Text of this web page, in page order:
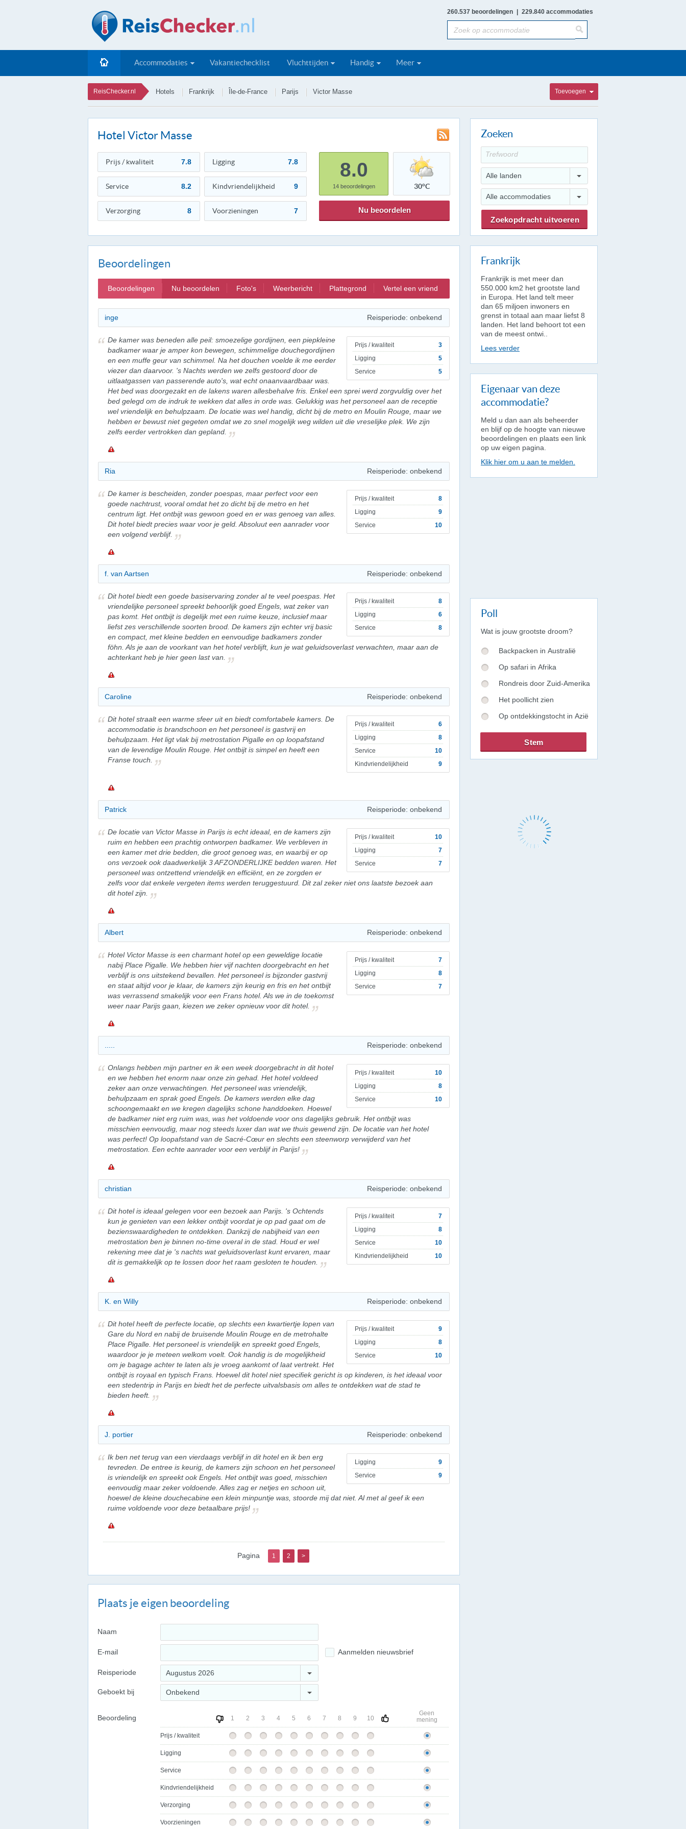
260.537 beoordelingen 229.840 accommodaties
Accommodaties Vakantiechecklist Vluchttijden Handig Meer
ReisChecker.nl Hotels Frankrijk Île-de-France Parijs Victor Masse Toevoegen
Hotel Victor Masse
Prijs / kwaliteit 7.8 Ligging 7.8
Service 8.2 Kindvriendelijkheid 9
Verzorging 8 Voorzieningen 7
8.0
14beoordelingen 30°C
Nu beoordelen
Beoordelingen
Beoordelingen Nu beoordelen Foto's Weerbericht Plattegrond Vertel een vriend
inge Reisperiode: onbekend
Prijs / kwaliteit
3
Ligging
5
Service
5
De kamer was beneden alle peil: smoezelige gordijnen, een piepkleine
badkamer waar je amper kon bewegen, schimmelige douchegordijnen
en een muffe geur van schimmel. Na het douchen voelde ik me eerder
viezer dan daarvoor. 's Nachts werden we zelfs gestoord door de
uitlaatgassen van passerende auto's, wat echt onaanvaardbaar was.
Het bed was doorgezakt en de lakens waren allesbehalve fris. Enkel een sprei werd zorgvuldig over het
bed gelegd om de indruk te wekken dat alles in orde was. Gelukkig was het personeel aan de receptie
wel vriendelijk en behulpzaam. De locatie was wel handig, dicht bij de metro en Moulin Rouge, maar we
hebben er bewust niet gegeten omdat we zo snel mogelijk weg wilden uit die vreselijke plek. We zijn
zelfs eerder vertrokken dan gepland.
Ria Reisperiode: onbekend
Prijs / kwaliteit
8
Ligging
9
Service
10
De kamer is bescheiden, zonder poespas, maar perfect voor een
goede nachtrust, vooral omdat het zo dicht bij de metro en het
centrum ligt. Het ontbijt was gewoon goed en er was genoeg van alles.
Dit hotel biedt precies waar voor je geld. Absoluut een aanrader voor
een volgend verblijf.
f. van Aartsen Reisperiode: onbekend
Prijs / kwaliteit
8
Ligging
6
Service
8
Dit hotel biedt een goede basiservaring zonder al te veel poespas. Het
vriendelijke personeel spreekt behoorlijk goed Engels, wat zeker van
pas komt. Het ontbijt is degelijk met een ruime keuze, inclusief maar
liefst zes verschillende soorten brood. De kamers zijn echter vrij basic
en compact, met kleine bedden en eenvoudige badkamers zonder
föhn. Als je aan de voorkant van het hotel verblijft, kun je wat geluidsoverlast verwachten, maar aan de
achterkant heb je hier geen last van.
Caroline Reisperiode: onbekend
Prijs / kwaliteit
6
Ligging
8
Service
10
Kindvriendelijkheid
9
Dit hotel straalt een warme sfeer uit en biedt comfortabele kamers. De
accommodatie is brandschoon en het personeel is gastvrij en
behulpzaam. Het ligt vlak bij metrostation Pigalle en op loopafstand
van de levendige Moulin Rouge. Het ontbijt is simpel en heeft een
Franse touch.
Patrick Reisperiode: onbekend
Prijs / kwaliteit
10
Ligging
7
Service
7
De locatie van Victor Masse in Parijs is echt ideaal, en de kamers zijn
ruim en hebben een prachtig ontworpen badkamer. We verbleven in
een kamer met drie bedden, die groot genoeg was, en waarbij er op
ons verzoek ook daadwerkelijk 3 AFZONDERLIJKE bedden waren. Het
personeel was ontzettend vriendelijk en efficiënt, en ze zorgden er
zelfs voor dat enkele vergeten items werden teruggestuurd. Dit zal zeker niet ons laatste bezoek aan
dit hotel zijn.
Albert Reisperiode: onbekend
Prijs / kwaliteit
7
Ligging
8
Service
7
Hotel Victor Masse is een charmant hotel op een geweldige locatie
nabij Place Pigalle. We hebben hier vijf nachten doorgebracht en het
verblijf is ons uitstekend bevallen. Het personeel is bijzonder gastvrij
en staat altijd voor je klaar, de kamers zijn keurig en fris en het ontbijt
was verrassend smakelijk voor een Frans hotel. Als we in de toekomst
weer naar Parijs gaan, kiezen we zeker opnieuw voor dit hotel.
Reisperiode: onbekend
Prijs / kwaliteit
10
Ligging
8
Service
10
Onlangs hebben mijn partner en ik een week doorgebracht in dit hotel
en we hebben het enorm naar onze zin gehad. Het hotel voldeed
zeker aan onze verwachtingen. Het personeel was vriendelijk,
behulpzaam en sprak goed Engels. De kamers werden elke dag
schoongemaakt en we kregen dagelijks schone handdoeken. Hoewel
de badkamer niet erg ruim was, was het voldoende voor ons dagelijks gebruik. Het ontbijt was
misschien eenvoudig, maar nog steeds luxer dan wat we thuis gewend zijn. De locatie van het hotel
was perfect! Op loopafstand van de Sacré-Cœur en slechts een steenworp verwijderd van het
metrostation. Een echte aanrader voor een verblijf in Parijs!
christian Reisperiode: onbekend
Prijs / kwaliteit
7
Ligging
8
Service
10
Kindvriendelijkheid
10
Dit hotel is ideaal gelegen voor een bezoek aan Parijs. 's Ochtends
kun je genieten van een lekker ontbijt voordat je op pad gaat om de
bezienswaardigheden te ontdekken. Dankzij de nabijheid van een
metrostation ben je binnen no-time overal in de stad. Houd er wel
rekening mee dat je 's nachts wat geluidsoverlast kunt ervaren, maar
dit is gemakkelijk op te lossen door het raam gesloten te houden.
K. en Willy Reisperiode: onbekend
Prijs / kwaliteit
9
Ligging
8
Service
10
Dit hotel heeft de perfecte locatie, op slechts een kwartiertje lopen van
Gare du Nord en nabij de bruisende Moulin Rouge en de metrohalte
Place Pigalle. Het personeel is vriendelijk en spreekt goed Engels,
waardoor je je meteen welkom voelt. Ook handig is de mogelijkheid
om je bagage achter te laten als je vroeg aankomt of laat vertrekt. Het
ontbijt is royaal en typisch Frans. Hoewel dit hotel niet specifiek gericht is op kinderen, is het ideaal voor
een stedentrip in Parijs en biedt het de perfecte uitvalsbasis om alles te ontdekken wat de stad te
bieden heeft.
J. portier Reisperiode: onbekend
Ligging
9
Service
9
Ik ben net terug van een vierdaags verblijf in dit hotel en ik ben erg
tevreden. De entree is keurig, de kamers zijn schoon en het personeel
is vriendelijk en spreekt ook Engels. Het ontbijt was goed, misschien
eenvoudig maar zeker voldoende. Alles zag er netjes en schoon uit,
hoewel de kleine douchecabine een klein minpuntje was, stoorde mij dat niet. Al met al geef ik een
ruime voldoende voor deze betaalbare prijs!
Pagina 1 2 >
Plaats je eigen beoordeling
Naam
E-mail Aanmelden nieuwsbrief
Reisperiode Augustus 2026
Geboekt bij Onbekend
Beoordeling 1 2 3 4 5 6 7 8 9 10
Geen
mening
Prijs / kwaliteit
Ligging
Service
Kindvriendelijkheid
Verzorging
Voorzieningen
Zoeken
Alle landen
Alle accommodaties
Frankrijk
Frankrijk is met meer dan
550.000 km2 het grootste land
in Europa. Het land telt meer
dan 65 miljoen inwoners en
grenst in totaal aan maar liefst 8
landen. Het land behoort tot een
van de meest ontwi..
Lees verder
Eigenaar van deze
accommodatie?
Meld u dan aan als beheerder
en blijf op de hoogte van nieuwe
beoordelingen en plaats een link
op uw eigen pagina.
Klik hier om u aan te melden.
Poll
Wat is jouw grootste droom?
Backpacken in Australië
Op safari in Afrika
Rondreis door Zuid-Amerika
Het poollicht zien
Op ontdekkingstocht in Azië